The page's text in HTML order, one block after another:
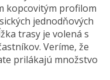
kopcovitým profilom
jednodňových
trasy je volená s
Veríme, že
prilákajú množstvo